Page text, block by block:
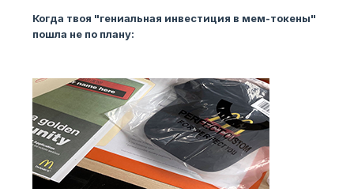
Когда твоя "гениальная инвестиция в мем-токены"
пошла не по плану: